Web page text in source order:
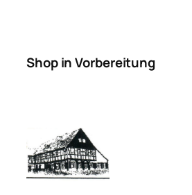
Shop in Vorbereitung